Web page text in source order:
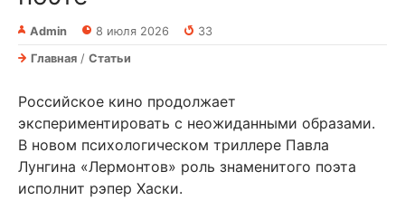
Admin 8 июля 2026
33
Главная / Статьи
Российское кино продолжает
экспериментировать с неожиданными образами.
В новом психологическом триллере Павла
Лунгина «Лермонтов» роль знаменитого поэта
исполнит рэпер Хаски.